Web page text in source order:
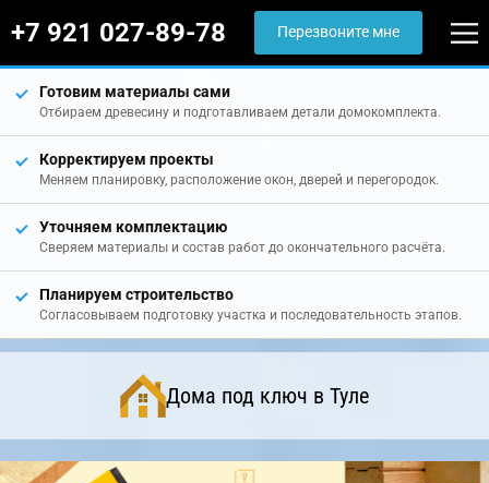
+7 921 027-89-78 Перезвоните мне
Готовим материалы сами
Отбираем древесину и подготавливаем детали домокомплекта.
Корректируем проекты
Меняем планировку, расположение окон, дверей и перегородок.
Уточняем комплектацию
Сверяем материалы и состав работ до окончательного расчёта.
Планируем строительство
Согласовываем подготовку участка и последовательность этапов.
Дома под ключ в Туле